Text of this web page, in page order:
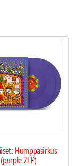
Humppasirkus
(purple 2LP)